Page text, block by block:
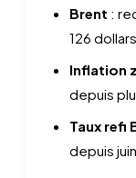
Brent :
126
Inflation
depuis
Taux refi
depuis